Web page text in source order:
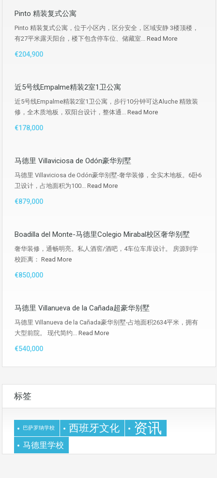
Pinto 精装复式公寓
Pinto 精装复式公寓，位于小区内，区分安全，区域安静 3楼顶楼，
有27平米露天阳台，楼下包含停车位、储藏室... Read More
€204,900
近5号线Empalme精装2室1卫公寓
近5号线Empalme精装2室1卫公寓，步行10分钟可达Aluche 精致装
修，全木质地板，双阳台设计，整体通... Read More
€178,000
马德里 Villaviciosa de Odón豪华别墅
马德里 Villaviciosa de Odón豪华别墅-奢华装修，全实木地板。6卧6
卫设计，占地面积为100... Read More
€879,000
Boadilla del Monte-马德里Colegio Mirabal校区奢华别墅
奢华装修，通畅明亮。私人酒窖/酒吧，4车位车库设计。 房源到学
校距离： Read More
€850,000
马德里 Villanueva de la Cañada超豪华别墅
马德里 Villanueva de la Cañada豪华别墅-占地面积2634平米，拥有
大型前院。 现代简约... Read More
€540,000
标签
巴萨罗纳学校 西班牙文化 资讯
马德里学校